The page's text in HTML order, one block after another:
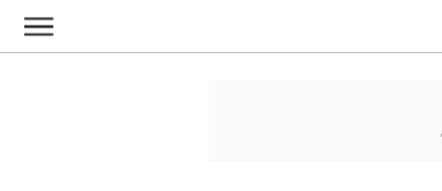
Ir al contenido principal